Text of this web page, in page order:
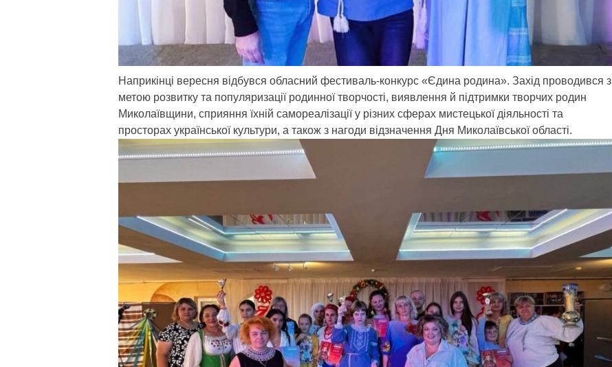
Наприкінці вересня відбувся обласний фестиваль-конкурс «Єдина родина». Захід проводився з
метою розвитку та популяризації родинної творчості, виявлення й підтримки творчих родин
Миколаївщини, сприяння їхній самореалізації у різних сферах мистецької діяльності та
просторах української культури, а також з нагоди відзначення Дня Миколаївської області.